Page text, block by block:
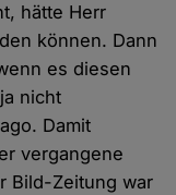
hätte Herr
können. Dann
es diesen
nicht
Damit
vergangene
Bild-Zeitung war